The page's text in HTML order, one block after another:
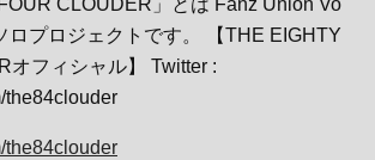
CLOUDER」とは Fanz Union Vo
ロプロジェクトです。 【THE EIGHTY
オフィシャル】 Twitter :
the84clouder
the84clouder